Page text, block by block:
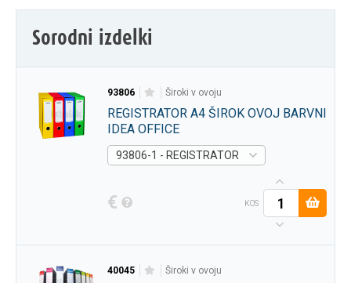
Sorodni izdelki
93806 široki v ovoju
REGISTRATOR A4 ŠIROK OVOJ BARVNI
IDEA OFFICE
93806-1 - REGISTRATOR A4 ŠIROK OVOJ
€ KOS
40045 široki v ovoju